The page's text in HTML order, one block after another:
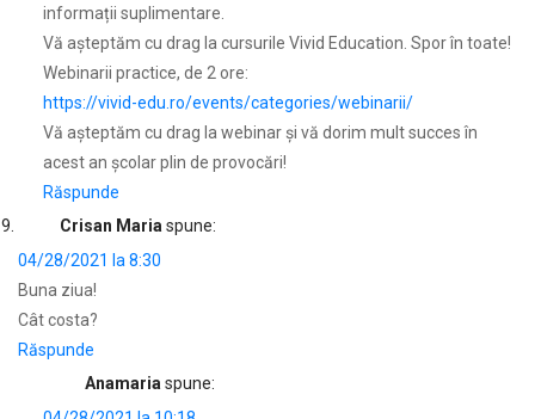
informații suplimentare.
Vă așteptăm cu drag la cursurile Vivid Education. Spor în toate!
Webinarii practice, de 2 ore:
https://vivid-edu.ro/events/categories/webinarii/
Vă aşteptăm cu drag la webinar şi vă dorim mult succes în
acest an şcolar plin de provocări!
Răspunde
Crisan Maria spune:
04/28/2021 la 8:30
Buna ziua!
Cât costa?
Răspunde
Anamaria spune: